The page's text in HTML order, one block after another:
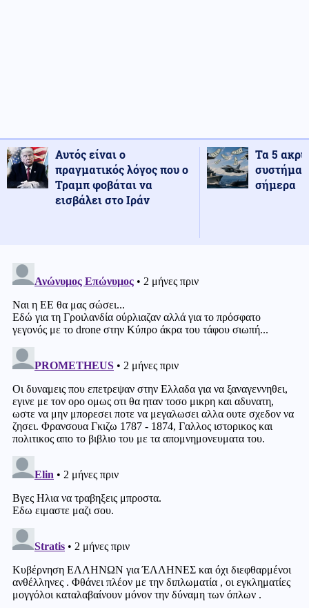
Αυτός είναι ο
πραγματικός λόγος που ο
Τραμπ φοβάται να
εισβάλει στο Ιράν
Τα 5
σήμερα